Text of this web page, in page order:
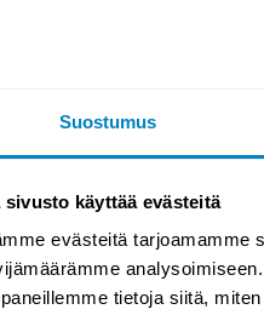
Suostumus
sivusto käyttää evästeitä
evästeitä tarjoamamme
tietoja siitä,
liittyviin kysymyksiin tai